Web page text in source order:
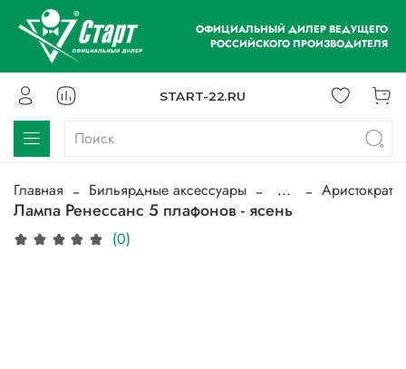
ОФИЦИАЛЬНЫЙ ДИЛЕР ВЕДУЩЕГО
РОССИЙСКОГО ПРОИЗВОДИТЕЛЯ
START-22.RU
Главная Бильярдные аксессуары ... Аристократ
Лампа Ренессанс 5 плафонов - ясень
(0)